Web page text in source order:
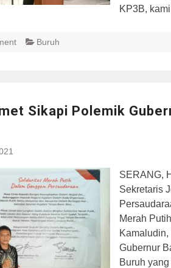
KP3B,
Buruh
Sikapi Polemik
SERANG,
Sekretaris
Merah
Gubernur
Buruh